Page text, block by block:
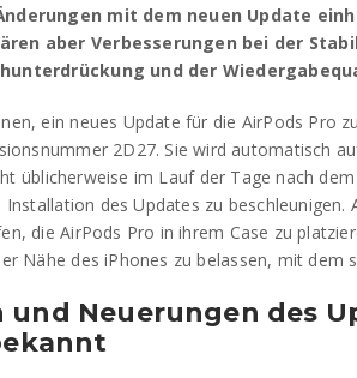
mit dem neuen Update
aber Verbesserungen bei der
und der
ein neues Update für die AirPods Pro
2D27. Sie wird automatisch
üblicherweise im Lauf der Tage nach
Installation des Updates zu beschleunigen.
die AirPods Pro in ihrem Case zu
Nähe des iPhones zu belassen, mit dem
Neuerungen des